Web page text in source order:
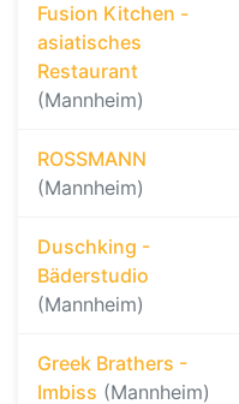
Fusion Kitchen -
asiatisches
Restaurant
(Mannheim)
ROSSMANN
(Mannheim)
Duschking -
Bäderstudio
(Mannheim)
Greek Brathers -
Imbiss (Mannheim)